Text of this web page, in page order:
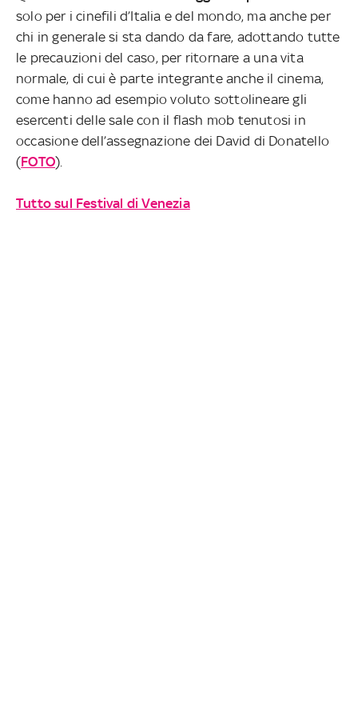
solo per i cinefili d’Italia e del mondo, ma anche per
chi in generale si sta dando da fare, adottando tutte
le precauzioni del caso, per ritornare a una vita
normale, di cui è parte integrante anche il cinema,
come hanno ad esempio voluto sottolineare gli
esercenti delle sale con il flash mob tenutosi in
occasione dell’assegnazione dei David di Donatello
(FOTO).
Tutto sul Festival di Venezia